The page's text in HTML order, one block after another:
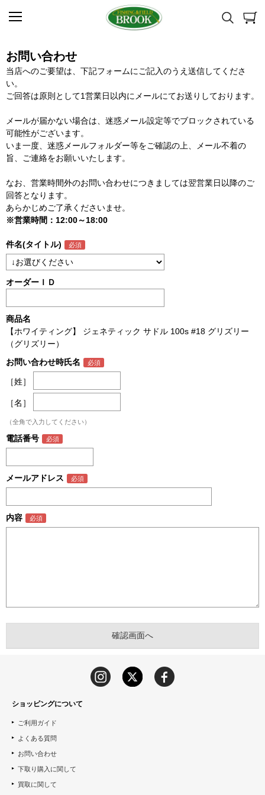
お問い合わせ
当店へのご要望は、下記フォームにご記入のうえ送信してくださ
い。
ご回答は原則として1営業日以内にメールにてお送りしております。
メールが届かない場合は、迷惑メール設定等でブロックされている
可能性がございます。
いま一度、迷惑メールフォルダー等をご確認の上、メール不着の
旨、ご連絡をお願いいたします。
なお、営業時間外のお問い合わせにつきましては翌営業日以降のご
回答となります。
あらかじめご了承くださいませ。
※営業時間：12:00～18:00
件名(タイトル)
オーダーＩＤ
商品名
【ホワイティング】 ジェネティック サドル 100s #18 グリズリー
（グリズリー）
お問い合わせ時氏名
［姓］
［名］
（全角で入力してください）
電話番号
メールアドレス
内容
ショッピングについて
ご利用ガイド
よくある質問
お問い合わせ
下取り購入に関して
買取に関して